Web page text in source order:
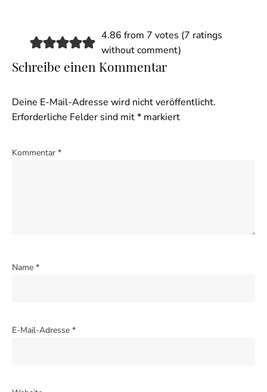
4.86 from 7 votes (7 ratings
without comment)
Schreibe einen Kommentar
Deine E-Mail-Adresse wird nicht veröffentlicht.
Erforderliche Felder sind mit* markiert
Kommentar *
Name *
E-Mail-Adresse *